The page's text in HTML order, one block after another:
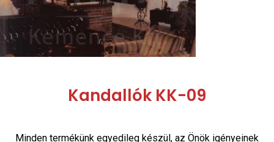
Kandallók KK-09
Minden termékünk egyedileg készül, az Önök igényeinek